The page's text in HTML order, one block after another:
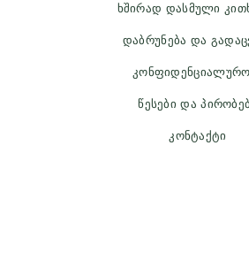
ხშირად დასმული
დაბრუნება და
წესები და
კონტაქტი